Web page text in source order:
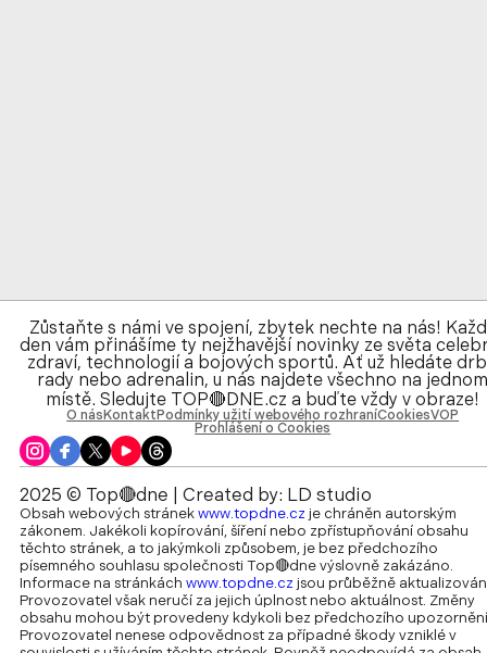
Zůstaňte s námi ve spojení, zbytek nechte na nás!
den vám přinášíme ty nejžhavější novinky ze světa
zdraví, technologií a bojových sportů. Ať už hledáte
rady nebo adrenalin, u nás najdete všechno na
místě. Sledujte TOP🔴DNE.cz a buďte vždy v obraze!
O nás Kontakt Podmínky užití webového rozhraníCookiesVOP
Prohlášení o Cookies
2025 © Top🔴dne | Created by: LD studio
Obsah webových stránek www.topdne.cz je chráněn autorským
zákonem. Jakékoli kopírování, šíření nebo zpřístupňování obsahu
těchto stránek, a to jakýmkoli způsobem, je bez předchozího
písemného souhlasu společnosti Top🔴dne výslovně zakázáno.
Informace na stránkách www.topdne.cz jsou průběžně
Provozovatel však neručí za jejich úplnost nebo aktuálnost. Změny
obsahu mohou být provedeny kdykoli bez předchozího
Provozovatel nenese odpovědnost za případné škody vzniklé v